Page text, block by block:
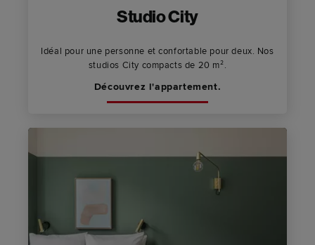
Studio City
Idéal pour une personne et confortable pour deux. Nos
studios City compacts de 20 m².
Découvrez l'appartement.